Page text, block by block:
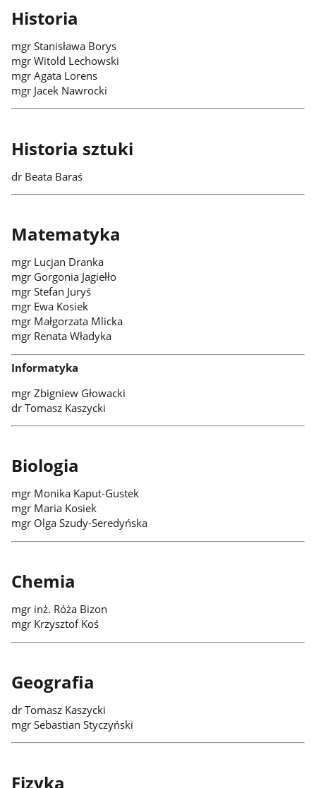
Historia
mgr Stanisława Borys
mgr Witold Lechowski
mgr Agata Lorens
mgr Jacek Nawrocki
Historia sztuki
dr Beata Baraś
Matematyka
mgr Lucjan Dranka
mgr Gorgonia Jagiełło
mgr Stefan Juryś
mgr Ewa Kosiek
mgr Małgorzata Mlicka
mgr Renata Władyka
Informatyka
mgr Zbigniew Głowacki
dr Tomasz Kaszycki
Biologia
mgr Monika Kaput-Gustek
mgr Maria Kosiek
mgr Olga Szudy-Seredyńska
Chemia
mgr inż. Róża Bizon
mgr Krzysztof Koś
Geografia
dr Tomasz Kaszycki
mgr Sebastian Styczyński
Fizyka